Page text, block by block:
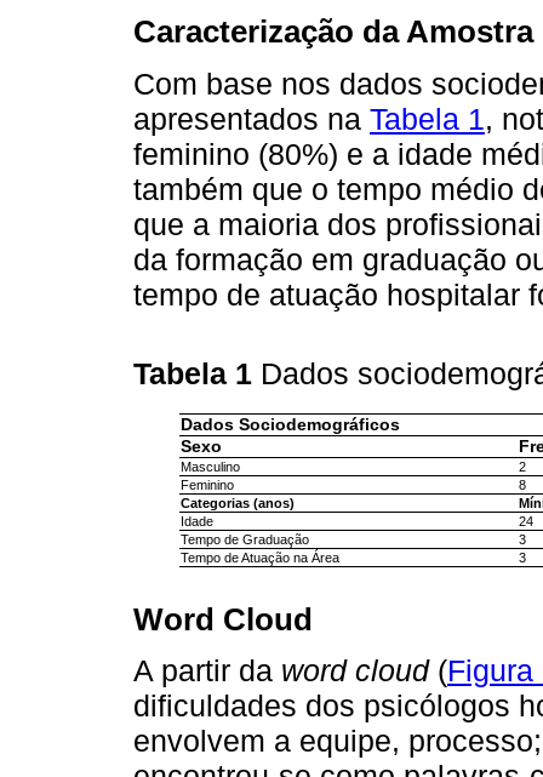
Caracterização da Amostra
Com base nos dados
apresentados na Tabela 1,
feminino (80%) e a idade
também que o tempo médio
que a maioria dos
da formação em graduação
tempo de atuação hospitalar
Tabela 1 Dados
Dados Sociodemográficos
Sexo
Masculino
2
Feminino
8
Categorias (anos)
Idade
24
Tempo de Graduação
3
Tempo de Atuação na Área
3
Word Cloud
A partir da word cloud(Figura
dificuldades dos psicólogos
envolvem a equipe,